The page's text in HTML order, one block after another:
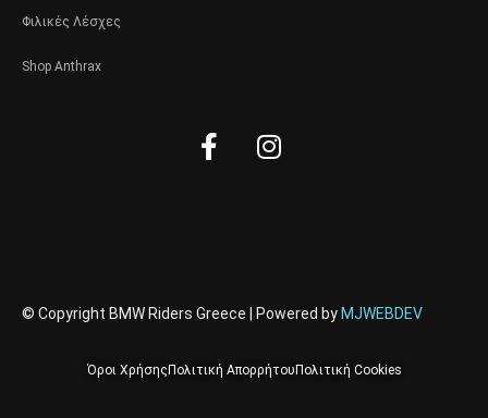
Φιλικές Λέσχες
Shop Anthrax
Facebook-
f
Instagram
© Copyright BMW Riders Greece | Powered by MJWEBDEV
Όροι ΧρήσηςΠολιτική ΑπορρήτουΠολιτική Cookies